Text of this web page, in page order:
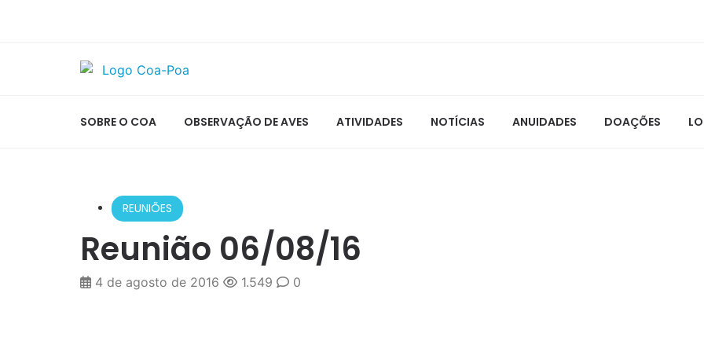
SOBRE O COA OBSERVAÇÃO DE AVES ATIVIDADES NOTÍCIAS ANUIDADES DOAÇÕES
REUNIÕES
Reunião 06/08/16
4 de agosto de 2016 1.549 0